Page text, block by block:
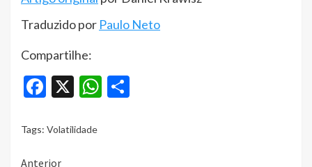
Traduzido por Paulo Neto
Compartilhe:
Facebook
X WhatsApp
Tags: Volatilidade
Anterior